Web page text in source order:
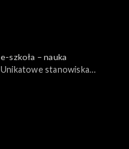
e-szkoła – nauka
Unikatowe stanowiska